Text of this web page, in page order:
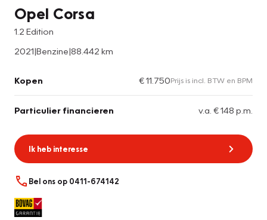
Opel Corsa
1.2 Edition
2021|Benzine|88.442 km
Kopen € 11.750Prijs is incl. BTW en BPM
Particulier financieren v.a. € 148 p.m.
Ik heb interesse
Bel ons op 0411-674142